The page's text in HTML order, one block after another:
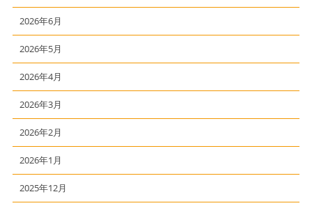
2026年6月
2026年5月
2026年4月
2026年3月
2026年2月
2026年1月
2025年12月